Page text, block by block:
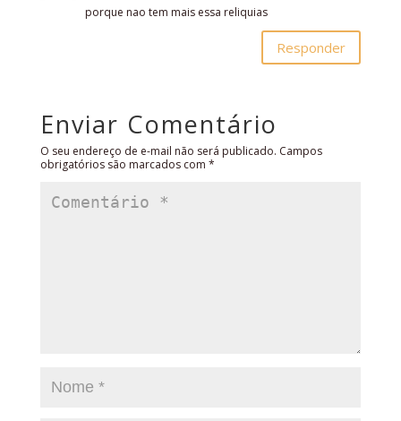
porque nao tem mais essa reliquias
Responder
Enviar Comentário
O seu endereço de e-mail não será publicado. Campos
obrigatórios são marcados com *